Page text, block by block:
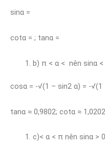
sinα =
cotα = ; tanα =
b) π < α < nên sinα
cosα = -√(1 – sin2 α) = -√(1
tanα ≈ 0,9802; cotα ≈
c)< α < π nên sinα >